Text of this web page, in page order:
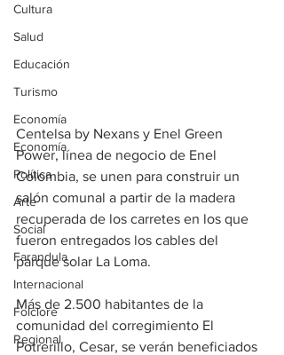
Cultura
Salud
Educación
Turismo
Economía
Economía
Política
Arte
Social
Farandula
Internacional
Folclore
Regional
Centelsa by Nexans y Enel Green
Power, línea de negocio de Enel
Colombia, se unen para construir un
salón comunal a partir de la madera
recuperada de los carretes en los que
fueron entregados los cables del
parque solar La Loma.
Más de 2.500 habitantes de la
comunidad del corregimiento El
Potrerillo, Cesar, se verán beneficiados